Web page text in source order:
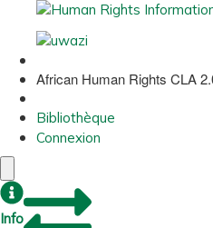
African Human Rights CLA
Bibliothèque
Connexion
Info